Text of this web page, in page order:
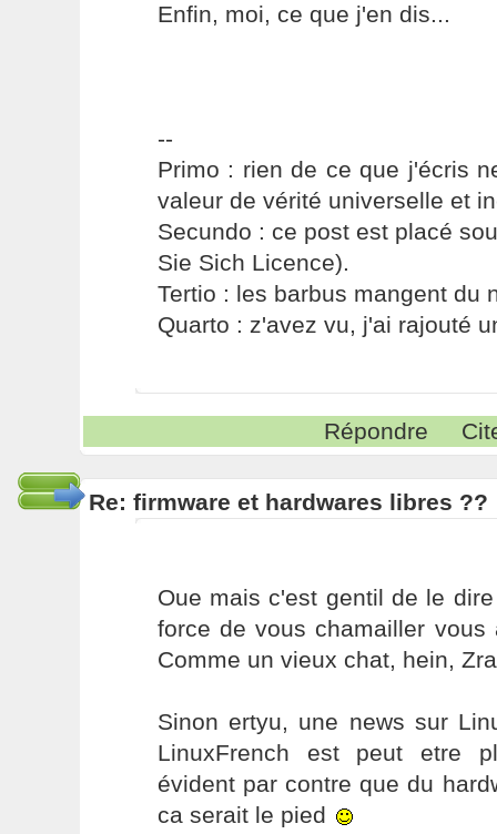
Enfin, moi, ce que j'en dis...
--
Primo : rien de ce que j'écris
valeur de vérité universelle et
Secundo : ce post est placé
Sie Sich Licence).
Tertio : les barbus mangent du
Quarto : z'avez vu, j'ai rajouté
Répondre
Re: firmware et hardwares libres ??
Oue mais c'est gentil de le
force de vous chamailler vous
Comme un vieux chat, hein,
Sinon ertyu, une news sur
LinuxFrench est peut etre
évident par contre que du
ca serait le pied